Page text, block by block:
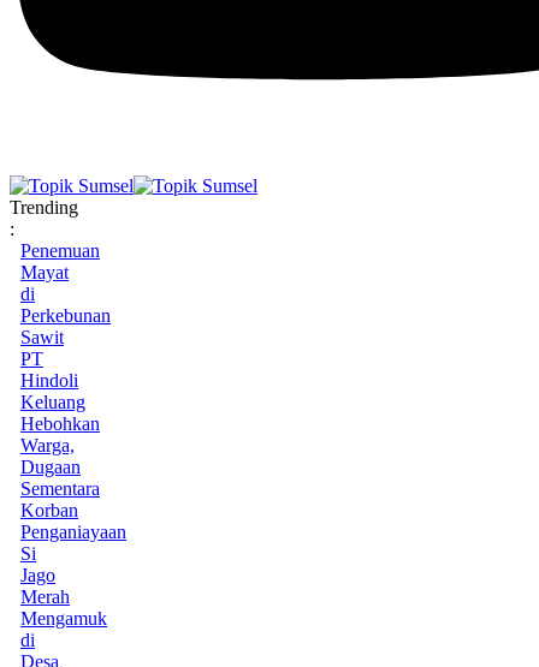
Trending
:
Penemuan
Mayat
di
Perkebunan
Sawit
PT
Hindoli
Keluang
Hebohkan
Warga,
Dugaan
Sementara
Korban
Penganiayaan
Si
Jago
Merah
Mengamuk
di
Desa